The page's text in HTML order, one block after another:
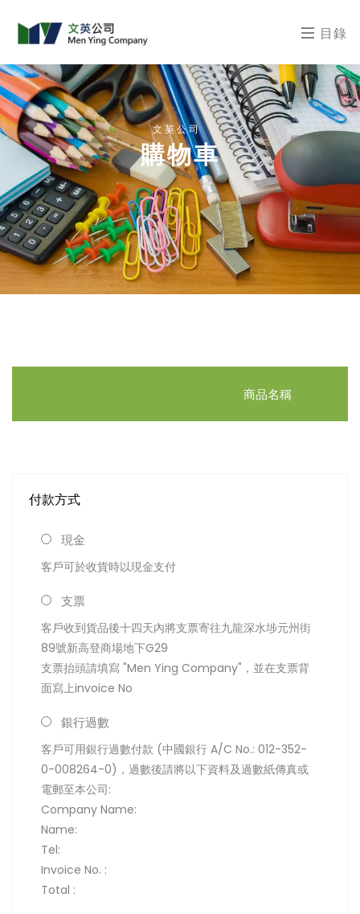
目錄
文英公司
購物車
商品名稱
付款方式
現金
客戶可於收貨時以現金支付
支票
客戶收到貨品後十四天內將支票寄往九龍深水埗元州街
89號新高登商場地下G29
支票抬頭請填寫 "Men Ying Company"，並在支票背
面寫上invoice No
銀行過數
客戶可用銀行過數付款 (中國銀行 A/C No.: 012-352-
0-008264-0)，過數後請將以下資料及過數紙傳真或
電郵至本公司:
Company Name:
Name:
Tel:
Invoice No. :
Total :